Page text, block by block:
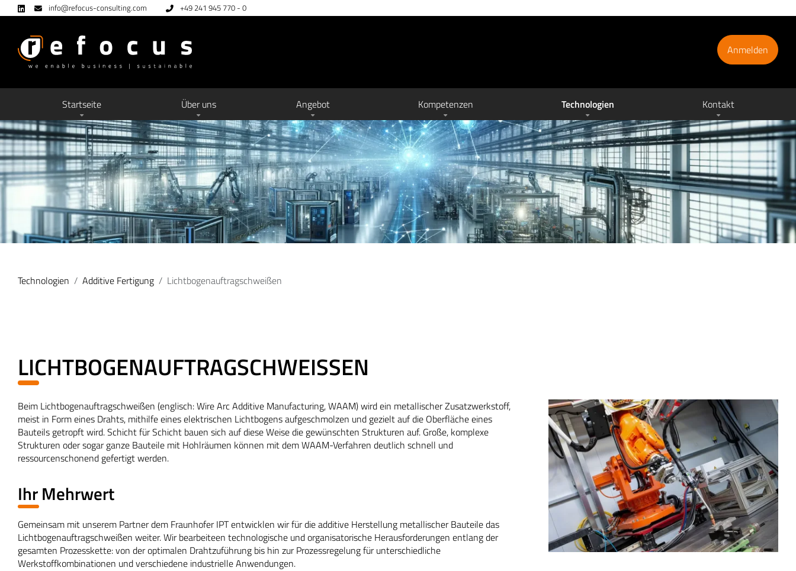
info@refocus-consulting.com +49 241 945 770 - 0
Anmelden
Startseite Über uns Angebot Kompetenzen Technologien Kontakt
Technologien Additive Fertigung Lichtbogenauftragschweißen
LICHTBOGENAUFTRAGSCHWEISSEN
Beim Lichtbogenauftragschweißen (englisch: Wire Arc Additive Manufacturing, WAAM) wird ein metallischer Zusatzwerkstoff,
meist in Form eines Drahts, mithilfe eines elektrischen Lichtbogens aufgeschmolzen und gezielt auf die Oberfläche eines
Bauteils getropft wird. Schicht für Schicht bauen sich auf diese Weise die gewünschten Strukturen auf. Große, komplexe
Strukturen oder sogar ganze Bauteile mit Hohlräumen können mit dem WAAM-Verfahren deutlich schnell und
ressourcenschonend gefertigt werden.
Ihr Mehrwert
Gemeinsam mit unserem Partner dem Fraunhofer IPT entwicklen wir für die additive Herstellung metallischer Bauteile das
Lichtbogenauftragschweißen weiter. Wir bearbeiteen technologische und organisatorische Herausforderungen entlang der
gesamten Prozesskette: von der optimalen Drahtzuführung bis hin zur Prozessregelung für unterschiedliche
Werkstoffkombinationen und verschiedene industrielle Anwendungen.